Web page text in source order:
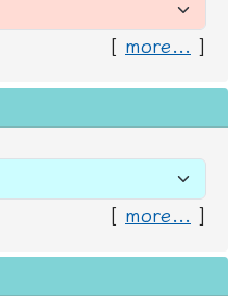
[ more... ]
[ more... ]